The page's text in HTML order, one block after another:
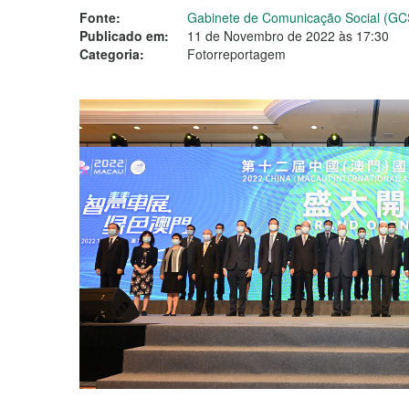
Fonte:
Gabinete de Comunicação Social
Publicado em:
11 de Novembro de 2022 às 17:30
Categoria:
Fotorreportagem